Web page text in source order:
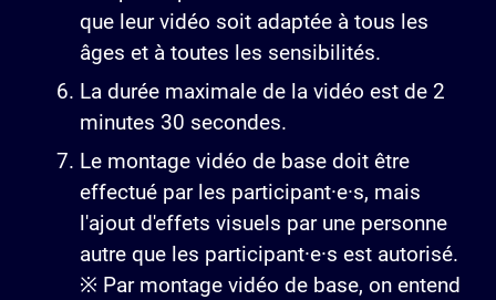
que leur vidéo soit adaptée à tous les
âges et à toutes les sensibilités.
La durée maximale de la vidéo est de 2
minutes 30 secondes.
Le montage vidéo de base doit être
effectué par les participant·e·s, mais
l'ajout d'effets visuels par une personne
autre que les participant·e·s est autorisé.
※ Par montage vidéo de base, on entend